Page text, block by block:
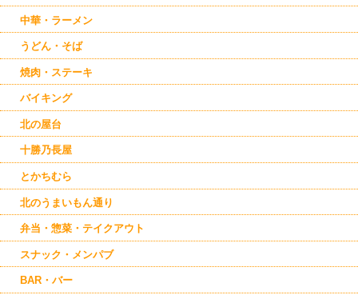
中華・ラーメン
うどん・そば
焼肉・ステーキ
バイキング
北の屋台
十勝乃長屋
とかちむら
北のうまいもん通り
弁当・惣菜・テイクアウト
スナック・メンパブ
BAR・バー